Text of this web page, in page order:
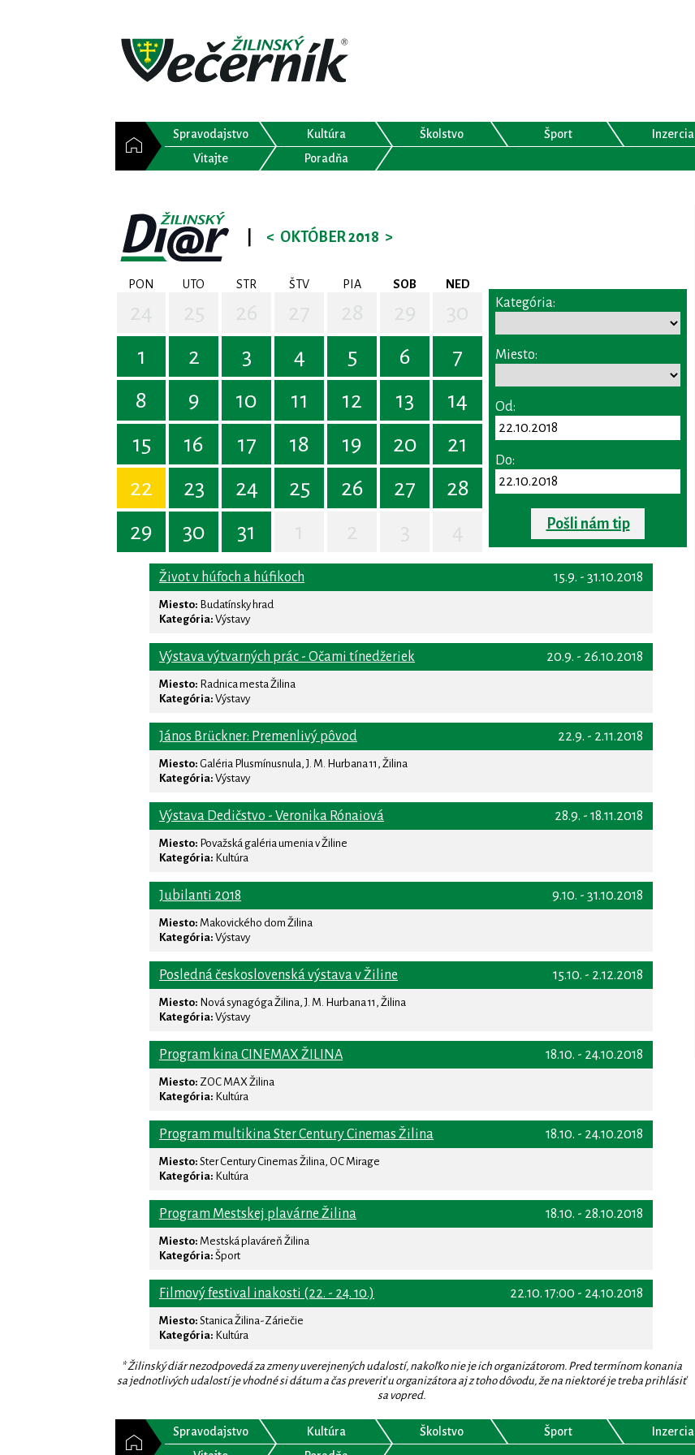
Spravodajstvo Kultúra Školstvo Šport Inzercia
Vitajte
Poradňa
< OKTÓBER 2018 >
PON UTO STR ŠTV PIA SOB NED
1
2 3 4 5 6
7
8
9 10 11 12 13
14
15
16 17 18 19 20
21
22
23 24 25 26 27
28
29
30 31
Kategória:
Miesto:
Od:
Do:
Pošli nám tip
15.9. - 31.10.2018
Život v húfoch a húfikoch
Miesto: Budatínsky hrad
Kategória: Výstavy
20.9. - 26.10.2018
Výstava výtvarných prác - Očami tínedžeriek
Miesto: Radnica mesta Žilina
Kategória: Výstavy
22.9. - 2.11.2018
János Brückner: Premenlivý pôvod
Miesto: Galéria Plusmínusnula, J. M. Hurbana 11, Žilina
Kategória: Výstavy
28.9. - 18.11.2018
Výstava Dedičstvo - Veronika Rónaiová
Miesto: Považská galéria umenia v Žiline
Kategória: Kultúra
9.10. - 31.10.2018
Jubilanti 2018
Miesto: Makovického dom Žilina
Kategória: Výstavy
15.10. - 2.12.2018
Posledná československá výstava v Žiline
Miesto: Nová synagóga Žilina, J. M. Hurbana 11, Žilina
Kategória: Výstavy
18.10. - 24.10.2018
Program kina CINEMAX ŽILINA
Miesto: ZOC MAX Žilina
Kategória: Kultúra
18.10. - 24.10.2018
Program multikina Ster Century Cinemas Žilina
Miesto: Ster Century Cinemas Žilina, OC Mirage
Kategória: Kultúra
18.10. - 28.10.2018
Program Mestskej plavárne Žilina
Miesto: Mestská plaváreň Žilina
Kategória: Šport
22.10. 17:00 - 24.10.2018
Filmový festival inakosti (22. - 24. 10.)
Miesto: Stanica Žilina-Záriečie
Kategória: Kultúra
* Žilinský diár nezodpovedá za zmeny uverejnených udalostí, nakoľko nie je ich organizátorom. Pred termínom konania
sa jednotlivých udalostí je vhodné si dátum a čas preveriť u organizátora aj z toho dôvodu, že na niektoré je treba prihlásiť
sa vopred.
Spravodajstvo Kultúra Školstvo Šport Inzercia